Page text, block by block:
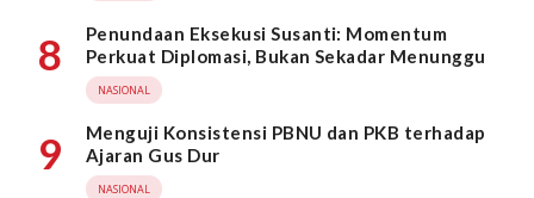
8
Penundaan Eksekusi Susanti: Momentum
Perkuat Diplomasi, Bukan Sekadar Menunggu
NASIONAL
9
Menguji Konsistensi PBNU dan PKB terhadap
Ajaran Gus Dur
NASIONAL